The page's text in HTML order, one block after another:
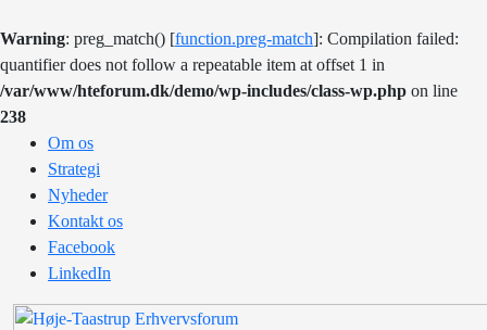
Warning: preg_match() [function.preg-match]: Compilation failed:
quantifier does not follow a repeatable item at offset 1 in
/var/www/hteforum.dk/demo/wp-includes/class-wp.php on line
238
Om os
Strategi
Nyheder
Kontakt os
Facebook
LinkedIn